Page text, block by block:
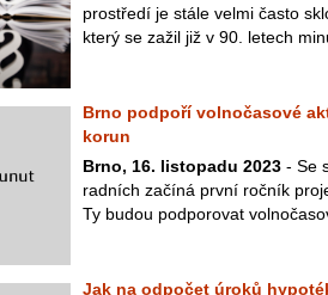
prostředí je stále velmi často
který se zažil již v 90. letech
Brno podpoří volnočasové
korun
Brno, 16. listopadu 2023 - Se
radních začíná první ročník
Ty budou podporovat
Jak na odpočet úroků